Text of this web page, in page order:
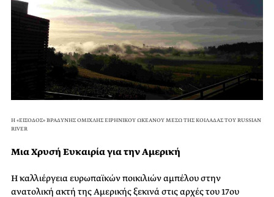
Η «ΕΙΣΟΔΟΣ» ΒΡΑΔΥΝΗΣ ΟΜΙΧΛΗΣ ΕΙΡΗΝΙΚΟΥ ΩΚΕΑΝΟΥ ΜΕΣΩ ΤΗΣ ΚΟΙΛΑΔΑΣ ΤΟΥ RUSSIAN
RIVER
Μια Χρυσή Ευκαιρία για την Αμερική
Η καλλιέργεια ευρωπαϊκών ποικιλιών αμπέλου στην
ανατολική ακτή της Αμερικής ξεκινά στις αρχές του 17ου